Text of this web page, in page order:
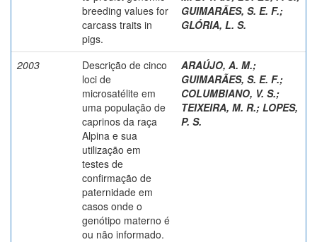
breeding values for
carcass traits in
pigs.
GUIMARÃES, S. E. F.;
GLÓRIA, L. S.
2003
Descrição de cinco
loci de
microsatélite em
uma população de
caprinos da raça
Alpina e sua
utilização em
testes de
confirmação de
paternidade em
casos onde o
genótipo materno é
ou não informado.
ARAÚJO, A. M.;
GUIMARÃES, S. E. F.;
COLUMBIANO, V. S.;
TEIXEIRA, M. R.; LOPES,
P. S.